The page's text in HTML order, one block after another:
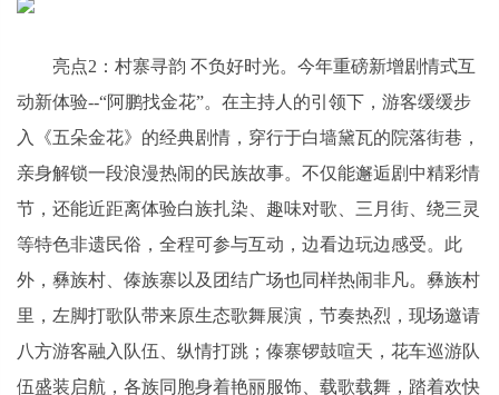
亮点2：村寨寻韵 不负好时光。今年重磅新增剧情式互
动新体验--“阿鹏找金花”。在主持人的引领下，游客缓缓步
入《五朵金花》的经典剧情，穿行于白墙黛瓦的院落街巷，
亲身解锁一段浪漫热闹的民族故事。不仅能邂逅剧中精彩情
节，还能近距离体验白族扎染、趣味对歌、三月街、绕三灵
等特色非遗民俗，全程可参与互动，边看边玩边感受。此
外，彝族村、傣族寨以及团结广场也同样热闹非凡。彝族村
里，左脚打歌队带来原生态歌舞展演，节奏热烈，现场邀请
八方游客融入队伍、纵情打跳；傣寨锣鼓喧天，花车巡游队
伍盛装启航，各族同胞身着艳丽服饰、载歌载舞，踏着欢快